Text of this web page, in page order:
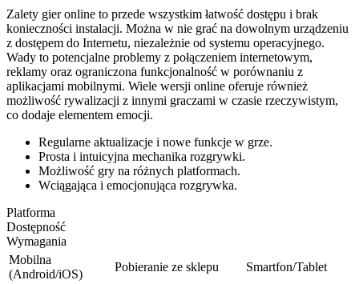
Zalety gier online to przede wszystkim łatwość dostępu i brak
konieczności instalacji. Można w nie grać na dowolnym urządzeniu
z dostępem do Internetu, niezależnie od systemu operacyjnego.
Wady to potencjalne problemy z połączeniem internetowym,
reklamy oraz ograniczona funkcjonalność w porównaniu z
aplikacjami mobilnymi. Wiele wersji online oferuje również
możliwość rywalizacji z innymi graczami w czasie rzeczywistym,
co dodaje elementem emocji.
Regularne aktualizacje i nowe funkcje w grze.
Prosta i intuicyjna mechanika rozgrywki.
Możliwość gry na różnych platformach.
Wciągająca i emocjonująca rozgrywka.
Platforma
Dostępność
Wymagania
Mobilna
(Android/iOS)
Pobieranie ze sklepu
Smartfon/Tablet